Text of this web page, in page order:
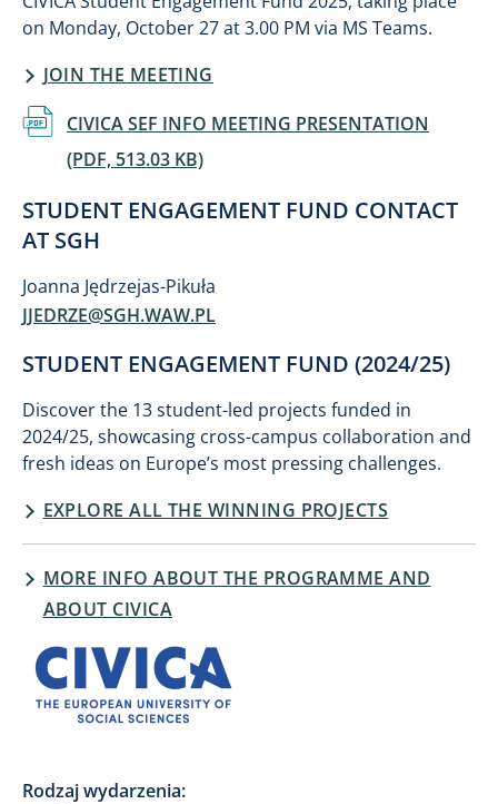
on Monday, October 27 at 3.00 PM via MS Teams.
JOIN THE MEETING
DokumentCIVICA SEF INFO MEETING PRESENTATION
(PDF, 513.03 KB)
STUDENT ENGAGEMENT FUND CONTACT
AT SGH
Joanna Jędrzejas-Pikuła
JJEDRZE@SGH.WAW.PL
STUDENT ENGAGEMENT FUND (2024/25)
Discover the 13 student-led projects funded in
2024/25, showcasing cross-campus collaboration and
fresh ideas on Europe’s most pressing challenges.
EXPLORE ALL THE WINNING PROJECTS
MORE INFO ABOUT THE PROGRAMME AND
ABOUT CIVICA
Rodzaj wydarzenia: